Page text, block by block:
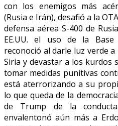
con los enemigos más
(Rusia e Irán), desafió a la
defensa aérea S-400 de
EE.UU. el uso de la
reconoció al darle luz verde
Siria y devastar a los kurdos
tomar medidas punitivas
está aterrorizando a su
lo que queda de la
de Trump de la
envalentonó aún más a